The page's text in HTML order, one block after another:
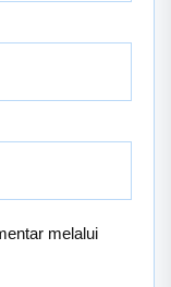
melalui